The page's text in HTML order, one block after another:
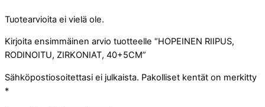
Tuotearvioita ei vielä ole.
Kirjoita ensimmäinen arvio tuotteelle “HOPEINEN RIIPUS,
RODINOITU, ZIRKONIAT, 40+5CM”
Sähköpostiosoitettasi ei julkaista. Pakolliset kentät on merkitty
*